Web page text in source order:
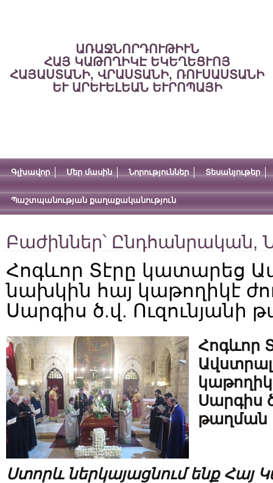
ԱՌԱՋՆՈՐԴՈՒԹԻՒՆ
ՀԱՅ ԿԱԹՈՂԻԿԷ ԵԿԵՂԵՑՒՈՅ
ՀԱՅԱՍՏԱՆԻ, ՎՐԱՍՏԱՆԻ, ՌՈՒՍԱՍՏԱՆԻ
ԵՒ ԱՐԵՒԵԼԵԱՆ ԵՒՐՈՊԱՅԻ
Գլխավոր Մեր մասին Նորություններ Տեսանյութեր
Պաշտպանության քաղաքականություն
Բաժիններ՝ Ընդհանրական,
Հոգևոր Տէրը կատարեց
նախկին հայ կաթողիկէ
Սարգիս ծ.վ. Ուզունյանի
Հոգևոր
Սարգիս
թաղման
Ստորև ներկայացնում ենք Հայ